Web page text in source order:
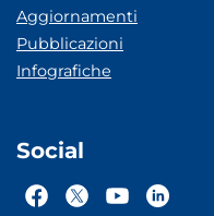
Aggiornamenti
Pubblicazioni
Infografiche
Social